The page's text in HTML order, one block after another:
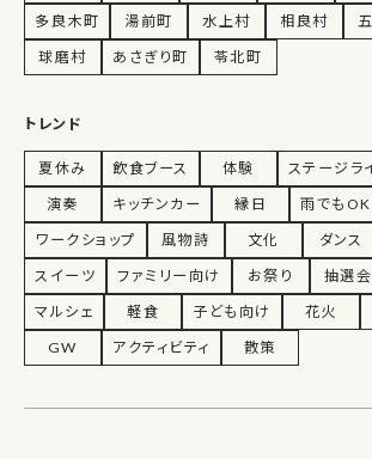
多良木町
湯前町 水上村 相良村
球磨村
あさぎり町 苓北町
トレンド
夏休み 飲食ブース 体験 ステージラ
演奏
キッチンカー 縁日 雨でもOK
ワークショップ
風物詩 文化 ダンス
スイーツ
ファミリー向け お祭り 抽選会
マルシェ
軽食 子ども向け 花火
GW
アクティビティ 散策